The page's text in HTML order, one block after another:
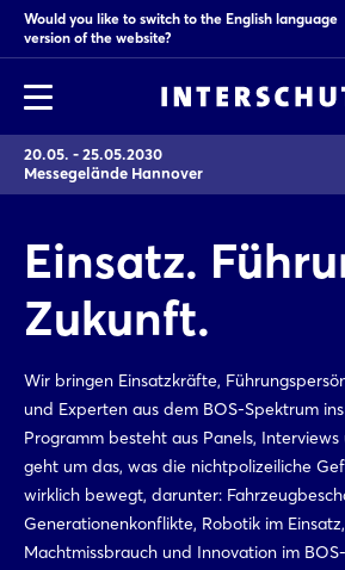
Would you like to switch to the English language
version of the website?
20.05. - 25.05.2030
Messegelände Hannover
Einsatz.
Zukunft.
Wir bringen Einsatzkräfte,
und Experten aus dem BOS-Spektrum
Programm besteht aus Panels, Interviews
geht um das, was die nichtpolizeiliche
wirklich bewegt, darunter:
Generationenkonflikte, Robotik im
Machtmissbrauch und Innovation im